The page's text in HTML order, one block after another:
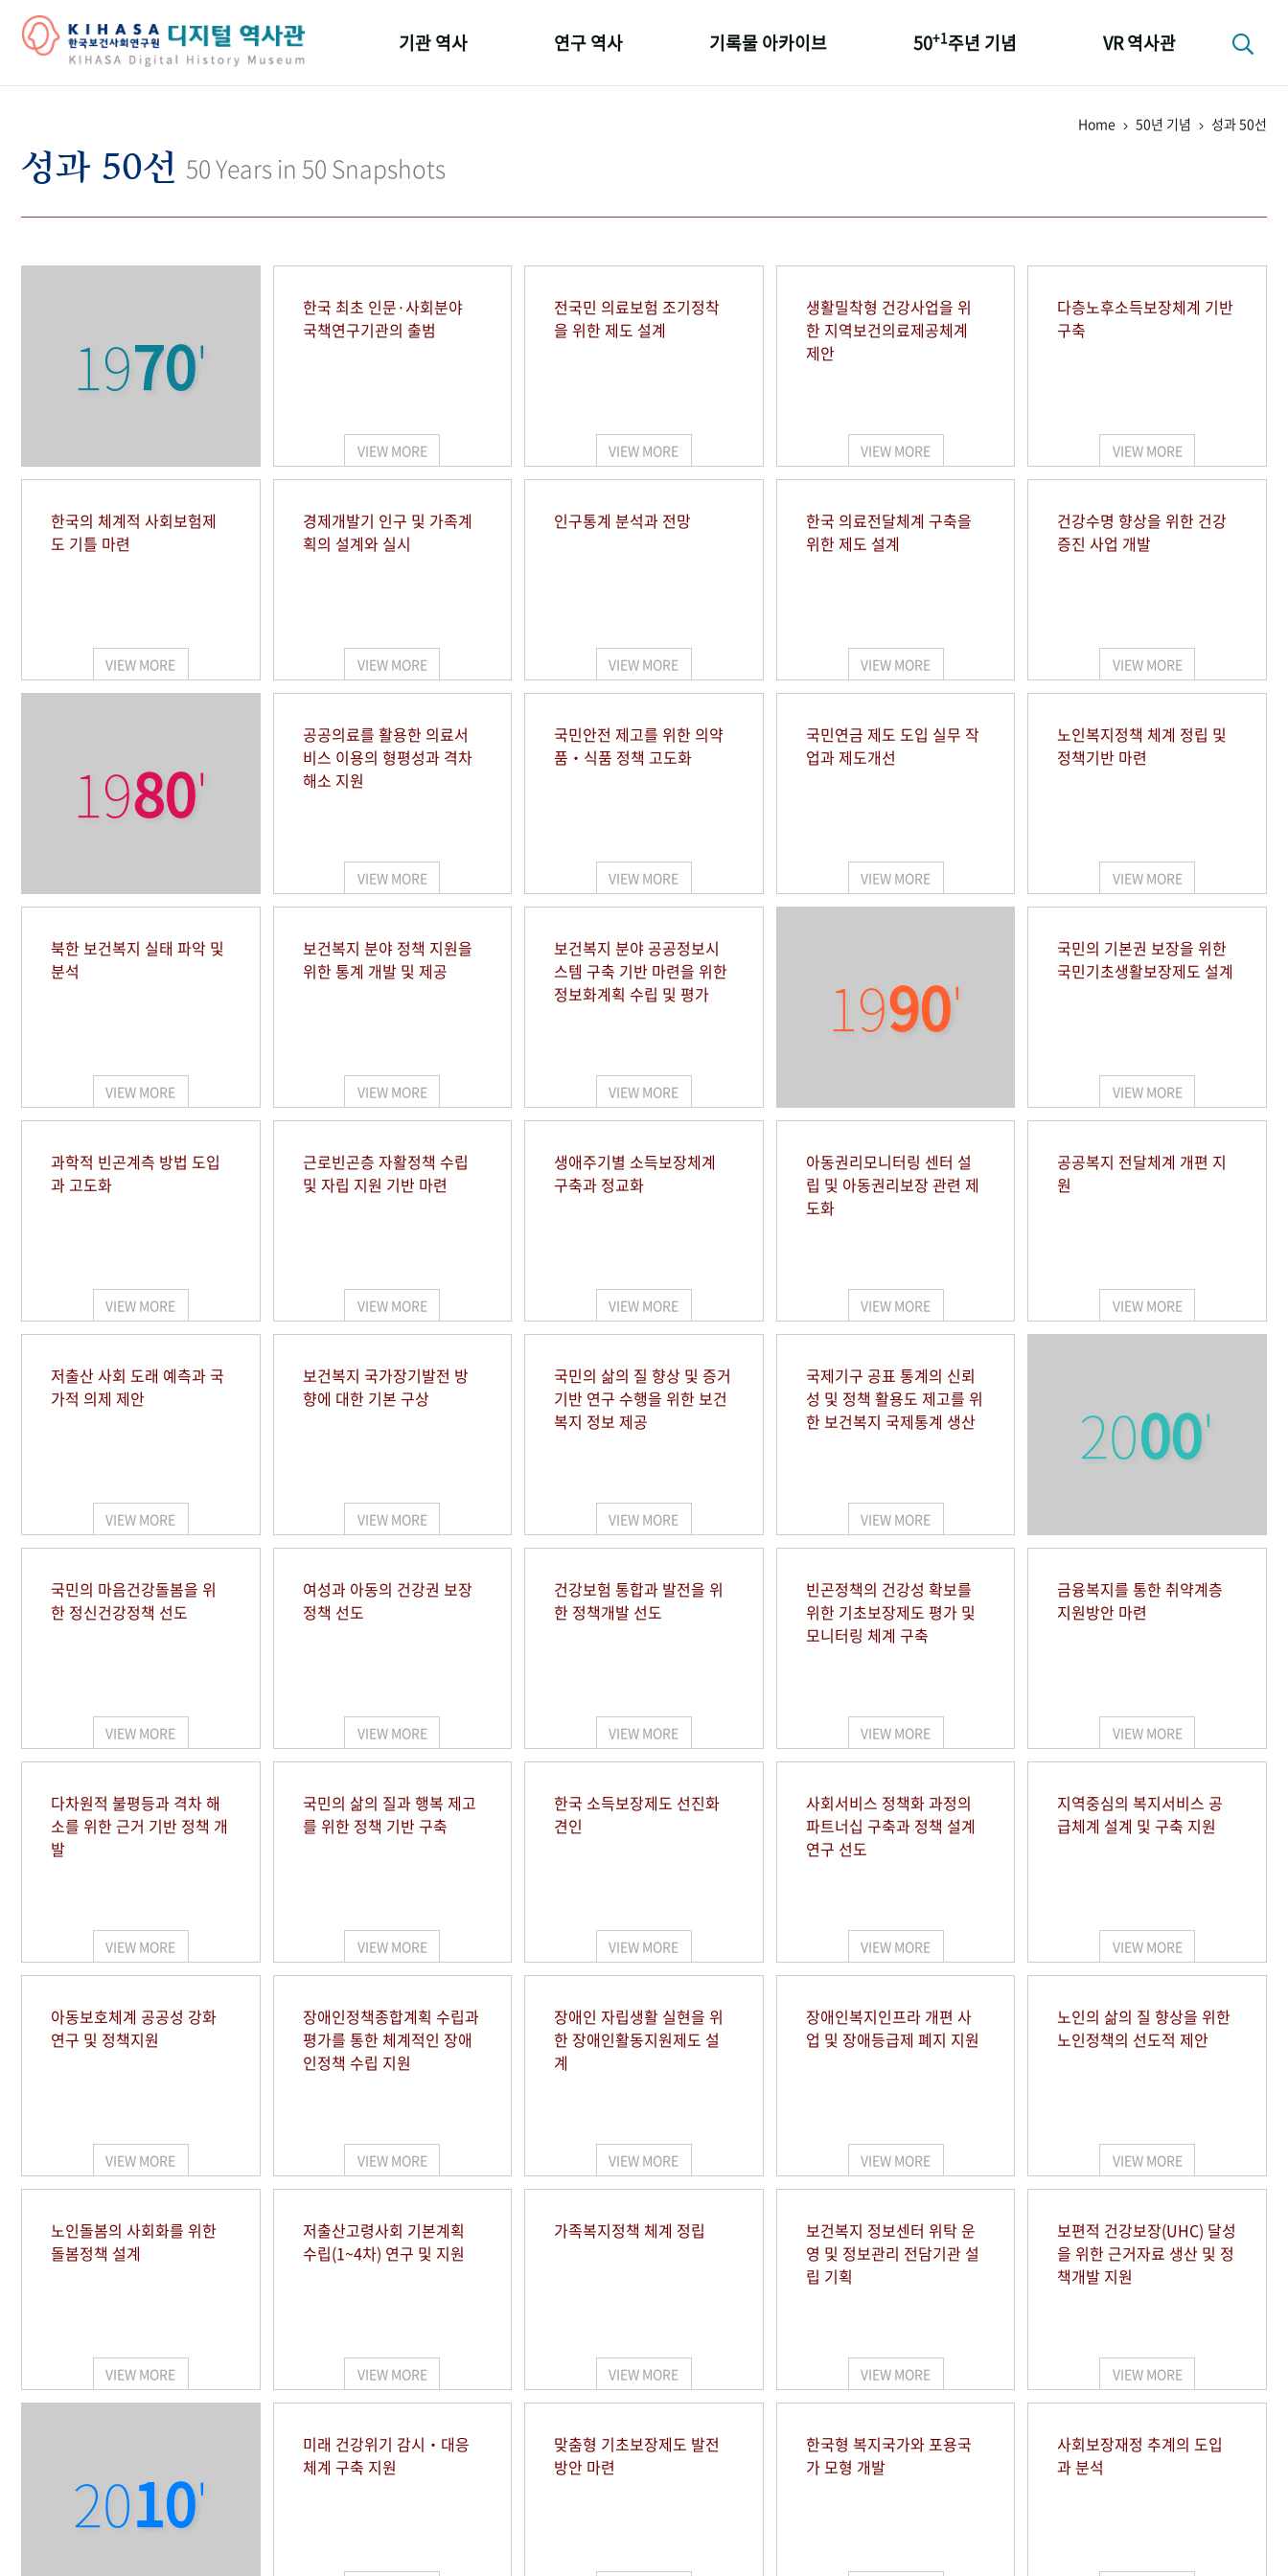
기관 역사
기관 변천사
연구 역사 기록물 아카이브 50+1주년 기념 VR 역사관
Home 50년 기념 성과 50선
성과 50선 50 Years in 50 Snapshots
1970'
한국 최초 인문·사회분야
국책연구기관의 출범
VIEW MORE
전국민 의료보험 조기정착
을 위한 제도 설계
VIEW MORE
생활밀착형 건강사업을 위
한 지역보건의료제공체계
제안
VIEW MORE
다층노후소득보장체계 기반
구축
VIEW MORE
한국의 체계적 사회보험제
도 기틀 마련
VIEW MORE
경제개발기 인구 및 가족계
획의 설계와 실시
VIEW MORE
인구통계 분석과 전망
VIEW MORE
한국 의료전달체계 구축을
위한 제도 설계
VIEW MORE
건강수명 향상을 위한 건강
증진 사업 개발
VIEW MORE
1980'
공공의료를 활용한 의료서
비스 이용의 형평성과 격차
해소 지원
VIEW MORE
국민안전 제고를 위한 의약
품‧식품 정책 고도화
VIEW MORE
국민연금 제도 도입 실무 작
업과 제도개선
VIEW MORE
노인복지정책 체계 정립 및
정책기반 마련
VIEW MORE
북한 보건복지 실태 파악 및
분석
VIEW MORE
보건복지 분야 정책 지원을
위한 통계 개발 및 제공
VIEW MORE
보건복지 분야 공공정보시
스템 구축 기반 마련을 위한
정보화계획 수립 및 평가
VIEW MORE
1990'
국민의 기본권 보장을 위한
국민기초생활보장제도 설계
VIEW MORE
과학적 빈곤계측 방법 도입
과 고도화
VIEW MORE
근로빈곤층 자활정책 수립
및 자립 지원 기반 마련
VIEW MORE
생애주기별 소득보장체계
구축과 정교화
VIEW MORE
아동권리모니터링 센터 설
립 및 아동권리보장 관련 제
도화
VIEW MORE
공공복지 전달체계 개편 지
원
VIEW MORE
저출산 사회 도래 예측과 국
가적 의제 제안
VIEW MORE
보건복지 국가장기발전 방
향에 대한 기본 구상
VIEW MORE
국민의 삶의 질 향상 및 증거
기반 연구 수행을 위한 보건
복지 정보 제공
VIEW MORE
국제기구 공표 통계의 신뢰
성 및 정책 활용도 제고를 위
한 보건복지 국제통계 생산
VIEW MORE
2000'
국민의 마음건강돌봄을 위
한 정신건강정책 선도
VIEW MORE
여성과 아동의 건강권 보장
정책 선도
VIEW MORE
건강보험 통합과 발전을 위
한 정책개발 선도
VIEW MORE
빈곤정책의 건강성 확보를
위한 기초보장제도 평가 및
모니터링 체계 구축
VIEW MORE
금융복지를 통한 취약계층
지원방안 마련
VIEW MORE
다차원적 불평등과 격차 해
소를 위한 근거 기반 정책 개
발
VIEW MORE
국민의 삶의 질과 행복 제고
를 위한 정책 기반 구축
VIEW MORE
한국 소득보장제도 선진화
견인
VIEW MORE
사회서비스 정책화 과정의
파트너십 구축과 정책 설계
연구 선도
VIEW MORE
지역중심의 복지서비스 공
급체계 설계 및 구축 지원
VIEW MORE
아동보호체계 공공성 강화
연구 및 정책지원
VIEW MORE
장애인정책종합계획 수립과
평가를 통한 체계적인 장애
인정책 수립 지원
VIEW MORE
장애인 자립생활 실현을 위
한 장애인활동지원제도 설
계
VIEW MORE
장애인복지인프라 개편 사
업 및 장애등급제 폐지 지원
VIEW MORE
노인의 삶의 질 향상을 위한
노인정책의 선도적 제안
VIEW MORE
노인돌봄의 사회화를 위한
돌봄정책 설계
VIEW MORE
저출산고령사회 기본계획
수립(1~4차) 연구 및 지원
VIEW MORE
가족복지정책 체계 정립
VIEW MORE
보건복지 정보센터 위탁 운
영 및 정보관리 전담기관 설
립 기획
VIEW MORE
보편적 건강보장(UHC) 달성
을 위한 근거자료 생산 및 정
책개발 지원
VIEW MORE
2010'
미래 건강위기 감시‧대응
체계 구축 지원
맞춤형 기초보장제도 발전
방안 마련
한국형 복지국가와 포용국
가 모형 개발
사회보장재정 추계의 도입
과 분석